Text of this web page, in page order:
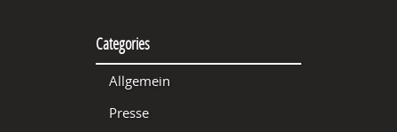
Categories
Allgemein
Presse